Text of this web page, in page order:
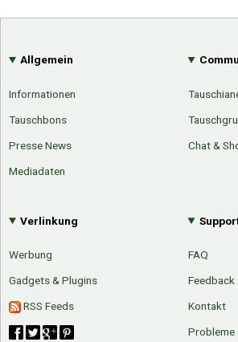
Allgemein
Informationen
Tauschbons
Presse News
Mediadaten
Chat &
Verlinkung
Werbung
Gadgets & Plugins
RSS Feeds
FAQ
Feedback
Kontakt
Probleme